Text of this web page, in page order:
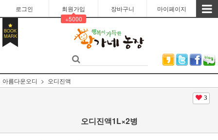
로그인
회원가입
+5000
장바구니 마이페이지
BOOK
MARK
아름다운오디 오디진액
3
오디진액1L×2병